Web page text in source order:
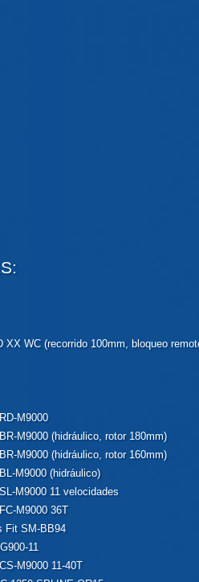
XX WC (recorrido 100mm, bloqueo
M9000
M9000 (hidráulico, rotor 180mm)
M9000 (hidráulico, rotor 160mm)
M9000 (hidráulico)
M9000 11 velocidades
M9000 36T
Fit SM-BB94
11
M9000 11-40T